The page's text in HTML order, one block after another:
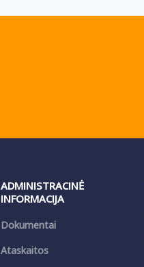
ADMINISTRACINĖ
INFORMACIJA
Dokumentai
Ataskaitos